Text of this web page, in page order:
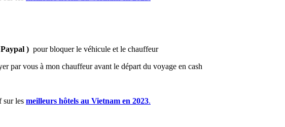
) pour bloquer le véhicule et le chauffeur
par vous à mon chauffeur avant le départ du voyage en cash
sur les meilleurs hôtels au Vietnam en 2023.